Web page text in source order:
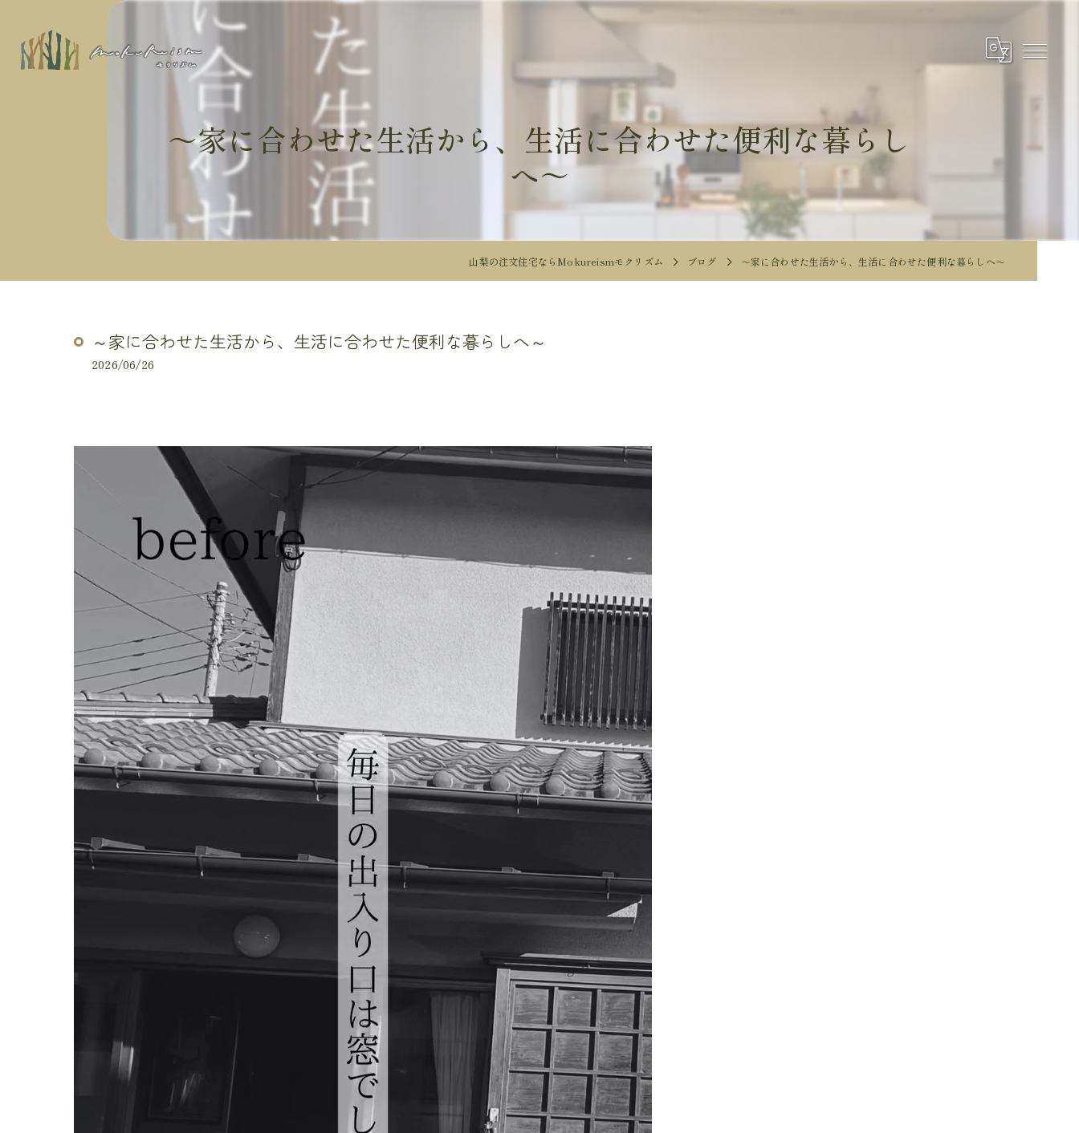
～家に合わせた生活から、生活に合わせた便利な暮らし
へ～
山梨の注文住宅ならMokureismモクリズム ブログ ～家に合わせた生活から、生活に合わせた便利な暮らしへ～
～家に合わせた生活から、生活に合わせた便利な暮らしへ～
2026/06/26